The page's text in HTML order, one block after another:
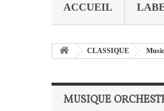
ACCUEIL
CLASSIQUE
MUSIQUE